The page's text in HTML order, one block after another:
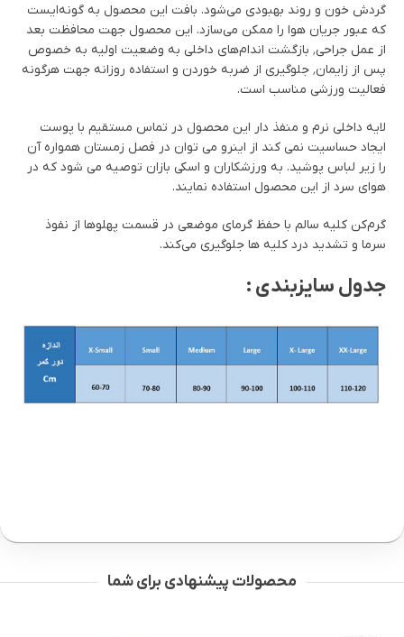
گردش خون و روند بهبودی می‌شود. بافت این محصول به گونه‌ایست
که عبور جریان هوا را ممکن می‌سازد. این محصول جهت محافظت بعد
از عمل جراحی٬ بازگشت اندام‌های داخلی به وضعیت اولیه به خصوص
پس از زایمان٬ جلوگیری از ضربه خوردن و استفاده روزانه جهت هرگونه
فعالیت ورزشی مناسب است.
لایه داخلی نرم و منفذ دار این محصول در تماس مستقیم با پوست
ایجاد حساسیت نمی کند از اینرو می توان در فصل زمستان همواره آن
را زیر لباس پوشید. به ورزشکاران و اسکی بازان توصیه می شود که در
هوای سرد از این محصول استفاده نمایند.
گرم‌كن كليه سالم با حفظ گرماي موضعي در قسمت پهلوها از نفوذ
سرما و تشديد درد كليه ها جلوگيري می‌کند.
جدول سایزبندی :
محصولات پیشنهادی برای شما